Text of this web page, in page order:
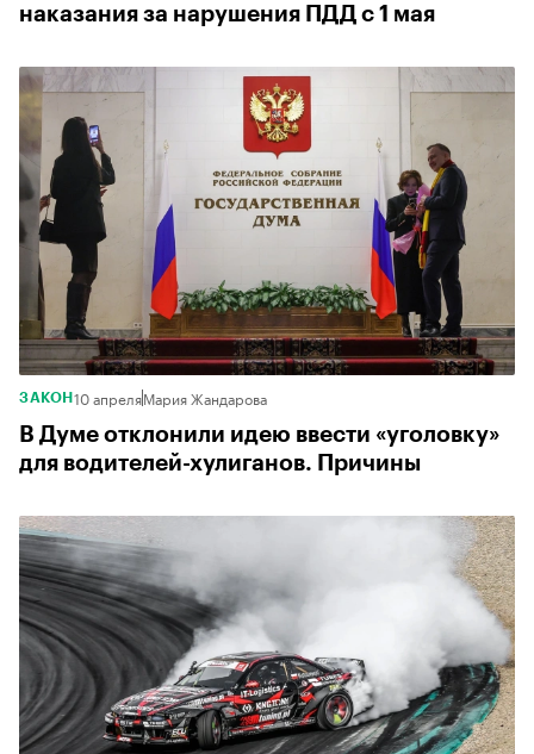
наказания за нарушения ПДД с 1 мая
ЗАКОН 10 апреляМария Жандарова
В Думе отклонили идею ввести «уголовку»
для водителей-хулиганов. Причины